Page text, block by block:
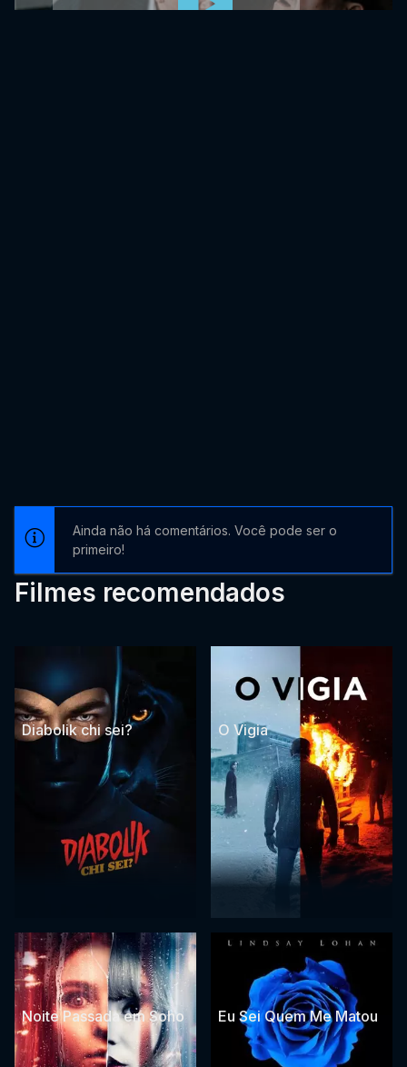
Ainda não há comentários. Você pode ser o
primeiro!
Filmes recomendados
Diabolik chi sei? O Vigia
Noite Passada em Soho Eu Sei Quem Me Matou